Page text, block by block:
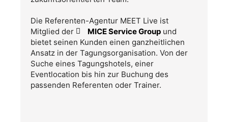
Die Referenten-Agentur MEET Live ist
Mitglied der
MICE Service Groupund
bietet seinen Kunden einen ganzheitlichen
Ansatz in der Tagungsorganisation. Von der
Suche eines Tagungshotels, einer
Eventlocation bis hin zur Buchung des
passenden Referenten oder Trainer.